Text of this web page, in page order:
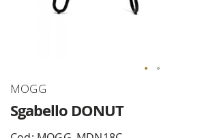
Sgabello DONUT
MOGG
Skip
the
beginning